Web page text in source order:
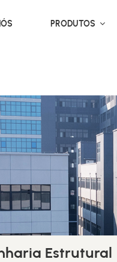
PRODUTOS
Estrutural